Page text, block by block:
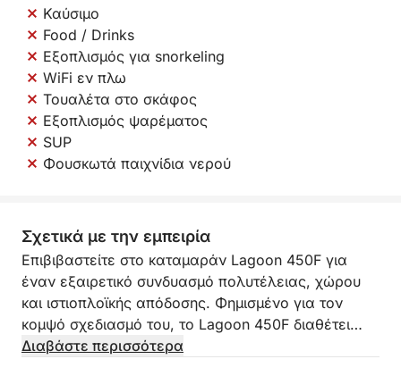
Καύσιμο
Food / Drinks
Εξοπλισμός για snorkeling
WiFi εν πλω
Τουαλέτα στο σκάφος
Εξοπλισμός ψαρέματος
SUP
Φουσκωτά παιχνίδια νερού
Σχετικά με την εμπειρία
Επιβιβαστείτε στο καταμαράν Lagoon 450F για
έναν εξαιρετικό συνδυασμό πολυτέλειας, χώρου
και ιστιοπλοϊκής απόδοσης. Φημισμένο για τον
κομψό σχεδιασμό του, το Lagoon 450F διαθέτει
εκτεταμένους χώρους καταστρώματος, πανοραμική
Διαβάστε περισσότερα